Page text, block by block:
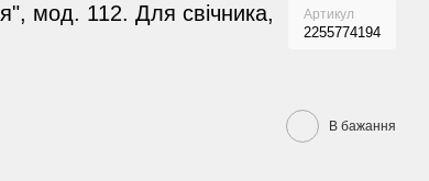
мод. 112. Для свічника,
Артикул
2255774194
В бажання